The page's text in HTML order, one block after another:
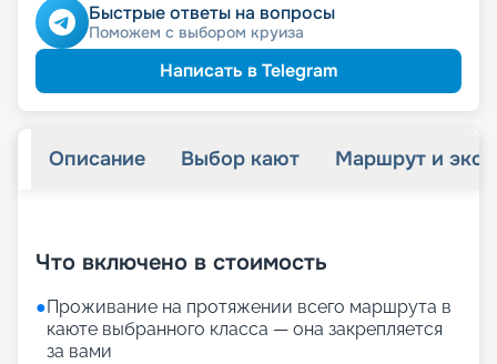
Быстрые ответы на вопросы
Поможем с выбором круиза
Написать в Telegram
Описание Выбор кают Маршрут и
Что включено в стоимость
●Проживание на протяжении всего маршрута в
каюте выбранного класса — она закрепляется
за вами